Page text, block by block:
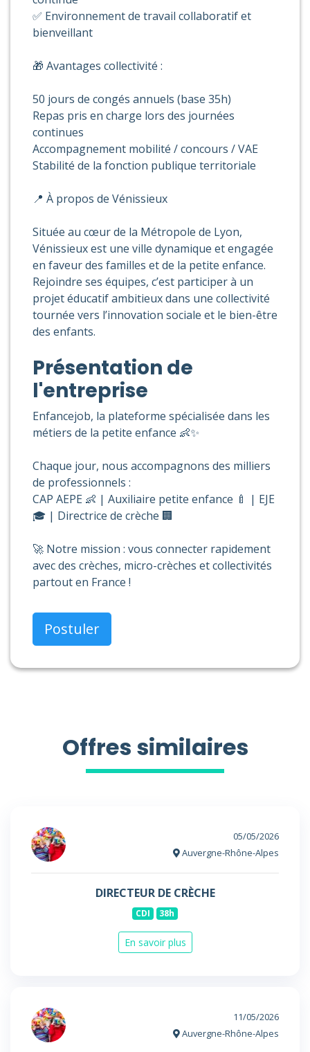
✅ Environnement de travail collaboratif et
bienveillant
🎁 Avantages collectivité :
50 jours de congés annuels (base 35h)
Repas pris en charge lors des journées
continues
Accompagnement mobilité / concours / VAE
Stabilité de la fonction publique territoriale
📍 À propos de Vénissieux
Située au cœur de la Métropole de Lyon,
Vénissieux est une ville dynamique et engagée
en faveur des familles et de la petite enfance.
Rejoindre ses équipes, c’est participer à un
projet éducatif ambitieux dans une collectivité
tournée vers l’innovation sociale et le bien-être
des enfants.
Présentation de
l'entreprise
Enfancejob, la plateforme spécialisée dans les
métiers de la petite enfance 👶✨
Chaque jour, nous accompagnons des milliers
de professionnels :
CAP AEPE 👶 | Auxiliaire petite enfance 🍼 | EJE
🎓 | Directrice de crèche 🏢
🚀 Notre mission : vous connecter rapidement
avec des crèches, micro-crèches et collectivités
partout en France !
Postuler
Offres similaires
05/05/2026
Auvergne-Rhône-Alpes
DIRECTEUR DE CRÈCHE
CDI 38h
En savoir plus
11/05/2026
Auvergne-Rhône-Alpes